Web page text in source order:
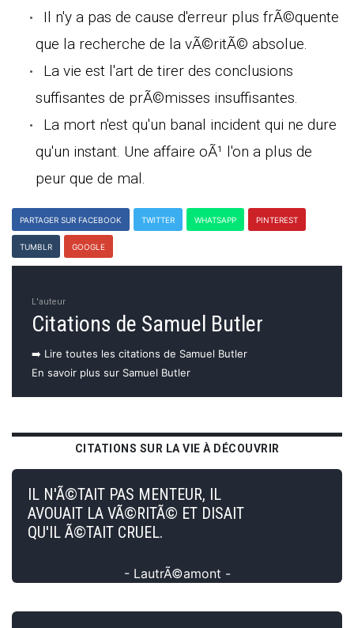
Il n'y a pas de cause d'erreur plus frÃ©quente
que la recherche de la vÃ©ritÃ© absolue.
La vie est l'art de tirer des conclusions
suffisantes de prÃ©misses insuffisantes.
La mort n'est qu'un banal incident qui ne dure
qu'un instant. Une affaire oÃ¹ l'on a plus de
peur que de mal.
PARTAGER SUR FACEBOOK TWITTER WHATSAPP PINTEREST
TUMBLR GOOGLE
L'auteur
Citations de Samuel Butler
➡️ Lire toutes les citations de Samuel Butler
En savoir plus sur Samuel Butler
CITATIONS SUR LA VIE À DÉCOUVRIR
IL N'Ã©TAIT PAS MENTEUR, IL
AVOUAIT LA VÃ©RITÃ© ET DISAIT
QU'IL Ã©TAIT CRUEL.
- LautrÃ©amont -